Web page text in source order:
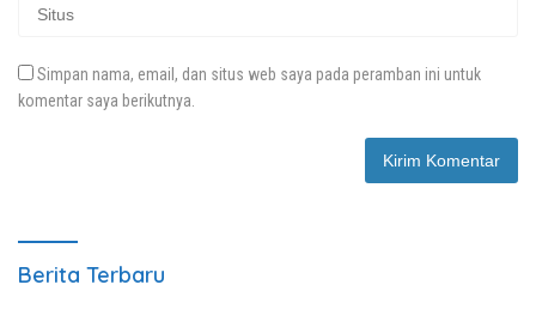
Simpan nama, email, dan situs web saya pada peramban ini untuk
komentar saya berikutnya.
Berita Terbaru